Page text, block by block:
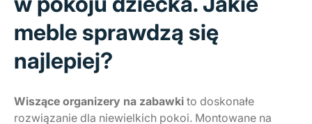
meble sprawdzą się
najlepiej?
Wiszące organizery na zabawki to doskonałe
rozwiązanie dla niewielkich pokoi. Montowane na